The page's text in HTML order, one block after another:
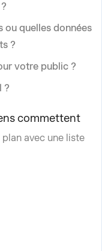
ou quelles données
?
votre public ?
?
commettent
avec une liste